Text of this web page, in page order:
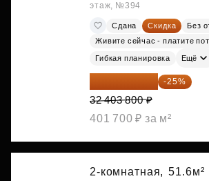
этаж, №394
Сдана Скидка
Без
Живите сейчас - платите
Гибкая планировка Ещё
24 302 850 ₽ -25%
32 403 800 ₽
401 700 ₽ за м²
2-комнатная, 51.6м²